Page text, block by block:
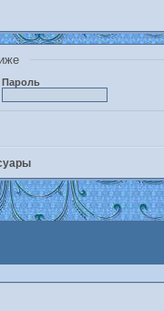
Пароль